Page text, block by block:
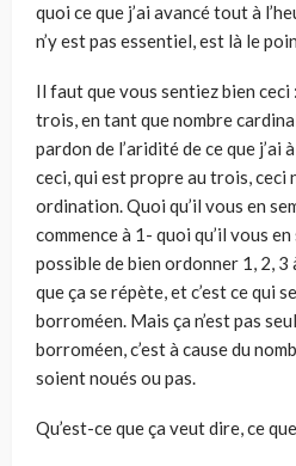
quoi ce que j’ai avancé tout à
n’y est pas essentiel, est là le
Il faut que vous sentiez bien ceci
trois, en tant que nombre
pardon de l’aridité de ce que j’ai
ceci, qui est propre au trois, ceci
ordination. Quoi qu’il vous en
commence à 1- quoi qu’il vous en
possible de bien ordonner 1, 2,
que ça se répète, et c’est ce qui
borroméen. Mais ça n’est pas
borroméen, c’est à cause du
soient noués ou pas.
Qu’est-ce que ça veut dire, ce